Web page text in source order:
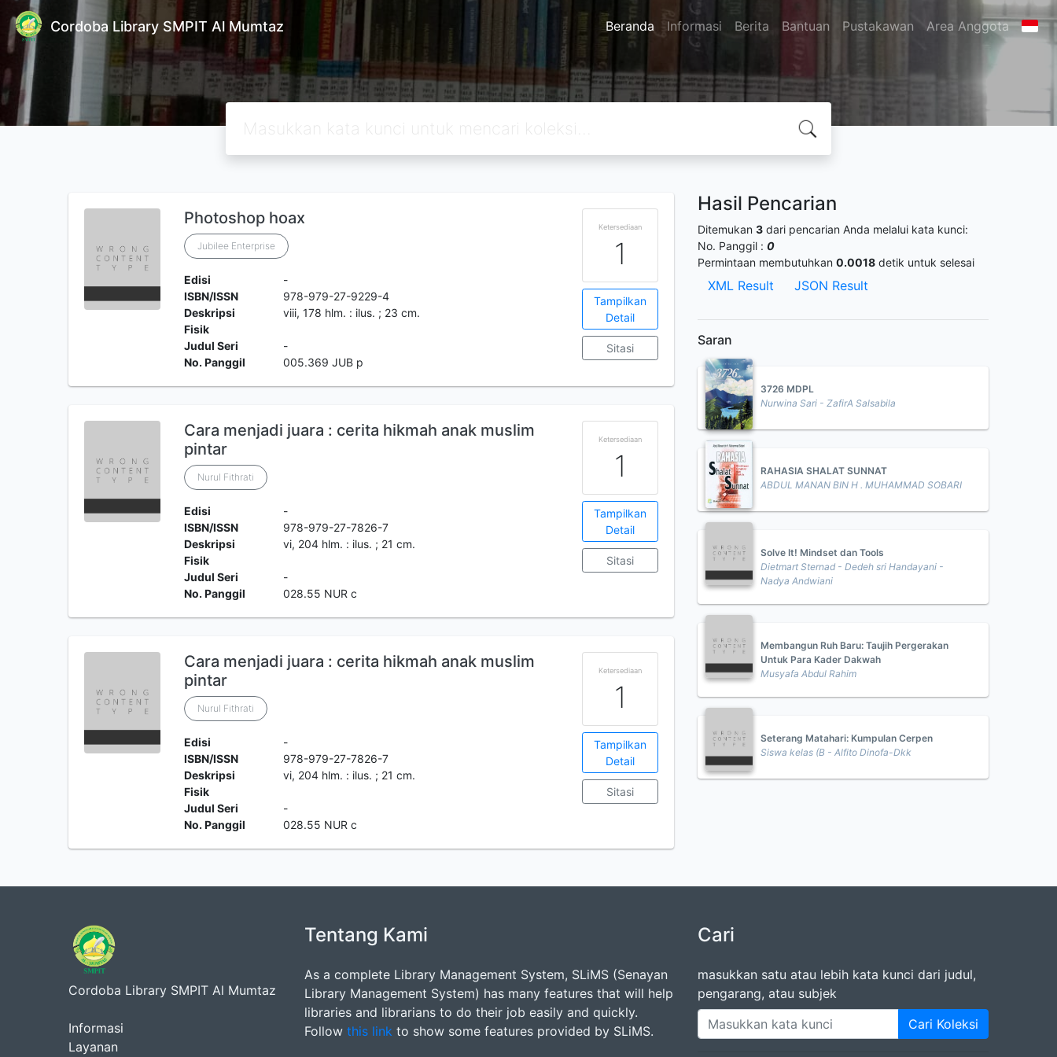
Cordoba Library SMPIT Al Mumtaz Beranda Informasi Berita Bantuan Pustakawan Area Anggota
Photoshop hoax
Jubilee Enterprise
Edisi
-
ISBN/ISSN
978-979-27-9229-4
Deskripsi
Fisik
viii, 178 hlm. : ilus. ; 23 cm.
Judul Seri
-
No. Panggil
005.369 JUB p
Ketersediaan
1
Tampilkan
Detail
Sitasi
Cara menjadi juara : cerita hikmah anak muslim
pintar
Nurul Fithrati
Edisi
-
ISBN/ISSN
978-979-27-7826-7
Deskripsi
Fisik
vi, 204 hlm. : ilus. ; 21 cm.
Judul Seri
-
No. Panggil
028.55 NUR c
Ketersediaan
1
Tampilkan
Detail
Sitasi
Cara menjadi juara : cerita hikmah anak muslim
pintar
Nurul Fithrati
Edisi
-
ISBN/ISSN
978-979-27-7826-7
Deskripsi
Fisik
vi, 204 hlm. : ilus. ; 21 cm.
Judul Seri
-
No. Panggil
028.55 NUR c
Ketersediaan
1
Tampilkan
Detail
Sitasi
Hasil Pencarian
Ditemukan 3 dari pencarian Anda melalui kata kunci:
No. Panggil : 0
Permintaan membutuhkan 0.0018 detik untuk selesai
XML Result JSON Result
Saran
3726 MDPL
Nurwina Sari - ZafirA Salsabila
RAHASIA SHALAT SUNNAT
ABDUL MANAN BIN H . MUHAMMAD SOBARI
Solve It! Mindset dan Tools
Dietmart Sternad - Dedeh sri Handayani -
Nadya Andwiani
Membangun Ruh Baru: Taujih Pergerakan
Untuk Para Kader Dakwah
Musyafa Abdul Rahim
Seterang Matahari: Kumpulan Cerpen
Siswa kelas (B - Alfito Dinofa-Dkk
Cordoba Library SMPIT Al Mumtaz
Informasi
Layanan
Tentang Kami
As a complete Library Management System, SLiMS (Senayan
Library Management System) has many features that will help
libraries and librarians to do their job easily and quickly.
Follow this link to show some features provided by SLiMS.
Cari
masukkan satu atau lebih kata kunci dari judul,
pengarang, atau subjek
Cari Koleksi